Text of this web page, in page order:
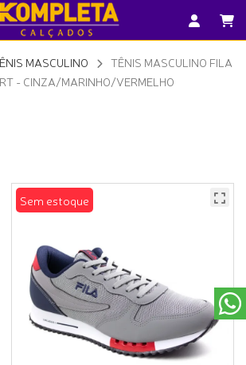
MASCULINO
TÊNIS MASCULINO FILA
- CINZA/MARINHO/VERMELHO
Sem estoque